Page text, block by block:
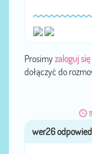
Prosimyzaloguj się
dołączyć do